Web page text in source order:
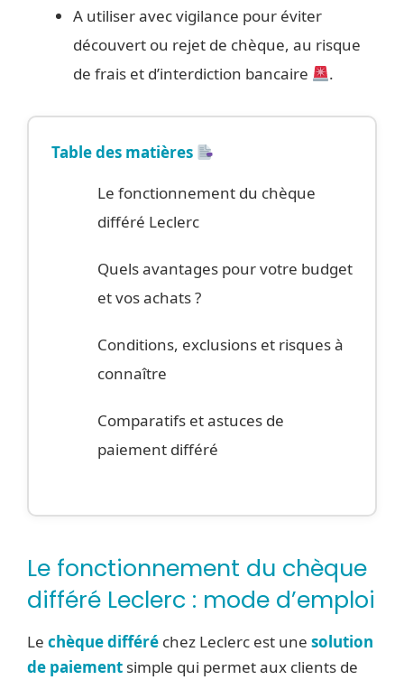
A utiliser avec vigilance pour éviter
découvert ou rejet de chèque, au risque
de frais et d’interdiction bancaire
.
Table des matières
Le fonctionnement du chèque
différé Leclerc
Quels avantages pour votre budget
et vos achats ?
Conditions, exclusions et risques à
connaître
Comparatifs et astuces de
paiement différé
Le fonctionnement du chèque
différé Leclerc : mode d’emploi
Le chèque différé chez Leclerc est une solution
de paiement simple qui permet aux clients de